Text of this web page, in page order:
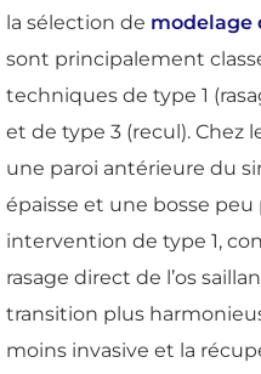
la sélection de modelage
sont principalement
techniques de type 1
et de type 3 (recul). Chez
une paroi antérieure du
épaisse et une bosse
intervention de type 1,
rasage direct de l’os
transition plus
moins invasive et la